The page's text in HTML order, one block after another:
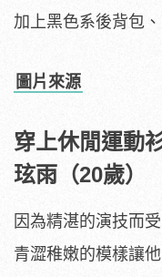
加上黑色系後背包
圖片來源
穿上休閒運動
玹雨（20歲）
因為精湛的演技而
青澀稚嫩的模樣讓